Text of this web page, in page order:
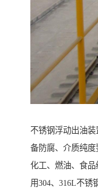
不锈钢浮动出油
备防腐、介质纯
化工、燃油、食
用304、316L不锈